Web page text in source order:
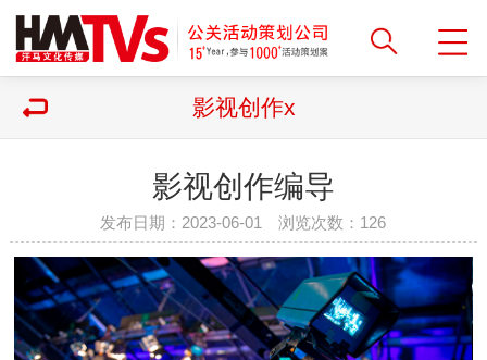
影视创作x
影视创作编导
发布日期：2023-06-01 浏览次数： 126